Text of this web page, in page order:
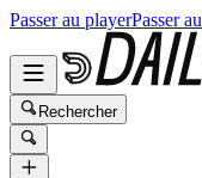
Passer au playerPasser
Rechercher